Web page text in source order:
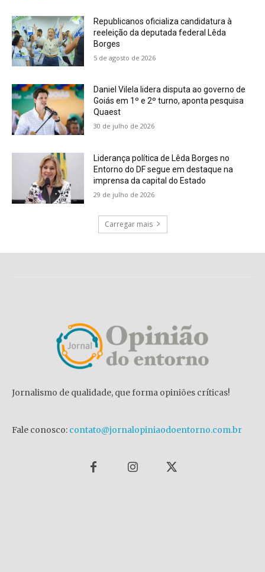
Republicanos oficializa candidatura à
reeleição da deputada federal Lêda
Borges
5 de agosto de 2026
Daniel Vilela lidera disputa ao governo de
Goiás em 1º e 2º turno, aponta pesquisa
Quaest
30 de julho de 2026
Liderança política de Lêda Borges no
Entorno do DF segue em destaque na
imprensa da capital do Estado
29 de julho de 2026
Carregar mais
Jornalismo de qualidade, que forma opiniões críticas!
Fale conosco: contato@jornalopiniaodoentorno.com.br